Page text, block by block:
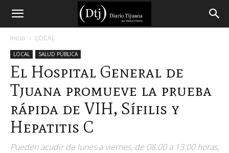
Diario
Tijuana
Inicio LOCAL
LOCAL SALUD PÚBLICA
El Hospital General de
Tjuana promueve la prueba
rápida de VIH, Sífilis y
Hepatitis C
Pueden acudir de lunes a viernes, de 08:00 a 13:00 horas,